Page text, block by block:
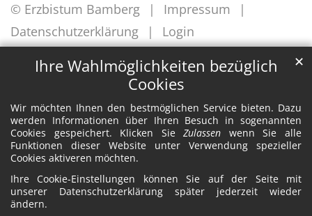
Ihre Wahlmöglichkeiten bezüglich
Cookies
Wir möchten Ihnen den bestmöglichen Service bieten. Dazu
werden Informationen über Ihren Besuch in sogenannten
Cookies gespeichert. Klicken SieZulassen wenn Sie alle
Funktionen dieser Website unter Verwendung spezieller
Cookies aktiveren möchten.
Ihre Cookie-Einstellungen können Sie auf der Seite mit
unserer Datenschutzerklärung später jederzeit wieder
ändern.
✕
© Erzbistum Bamberg
Impressum
Datenschutzerklärung
Login